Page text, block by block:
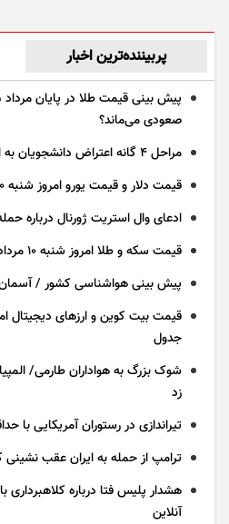
پربیننده‌ترین اخبار
صعودی می‌ماند؟
مراحل ۴ گانه اعتراض دانشجویان به احکام انضباطی
قیمت دلار و قیمت یورو امروز شنبه ۱۰ مرداد ۱۴۰۵ + جدول
ادعای وال استریت ژورنال درباره
قیمت سکه و طلا امروز شنبه ۱۰ مرداد ۱۴۰۵ + جدول
پیش بینی هواشناسی کشور /
جدول
شوک بزرگ به هواداران طارمی/
زد
تیراندازی در رستوران آمریکایی با حداقل ۳ کشته +
ترامپ از حمله به ایران عقب نشینی
هشدار پلیس فتا درباره
آنلاین